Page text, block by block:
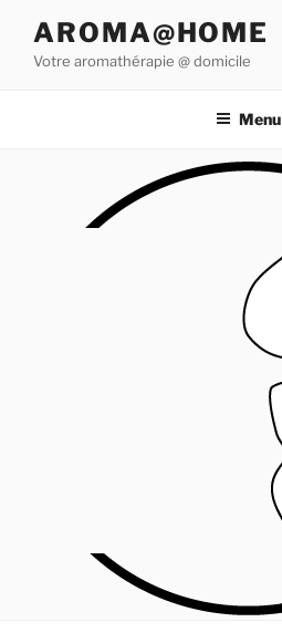
contenu
AROMA@HOME
Votre aromathérapie @ domicile
Menu